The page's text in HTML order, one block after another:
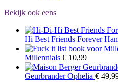
Bekijk ook eens
Hi Best Friends Forever
Millennials € 10,99
Geurbrander Ophelia €